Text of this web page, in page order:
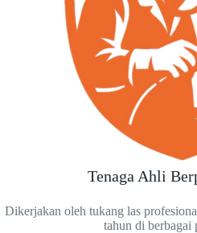
Tenaga Ahli
Dikerjakan oleh tukang las
tahun di berbagai